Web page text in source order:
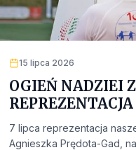
15 lipca 2026
OGIEŃ NADZIEI
ŁOPUSZNIE W
POCHODNIĄ
7 lipca reprezentacja
Agnieszka Prędota-Gad,